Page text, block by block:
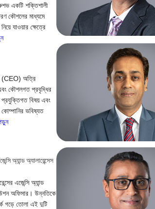
একটি শক্তিশালী
কৌশলের মাধ্যমে
যাওয়ার ক্ষেত্রে
(CEO) অত্রি
এবং কৌশলগত প্রবৃদ্ধির
প্রযুক্তিগত বিষয় এবং
ভবিষ্যত
অ্যান্ড অ্যালায়েন্সেস
এজেন্সি অ্যান্ড
অফিসার। উন্নতিকে
গড়ে তোলা এই দুটি